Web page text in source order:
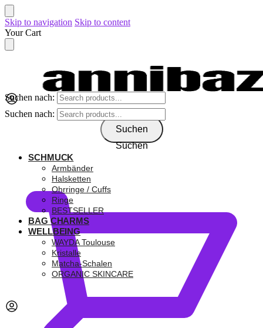
Skip to navigation Skip to content
Your Cart
Suchen nach:
Suchen
Suchen nach:
Suchen
SCHMUCK
Armbänder
Halsketten
Ohrringe / Cuffs
Ringe
BESTSELLER
BAG CHARMS
WELLBEING
WAYDA Toulouse
Kristalle
Matcha-Schalen
ORGANIC SKINCARE